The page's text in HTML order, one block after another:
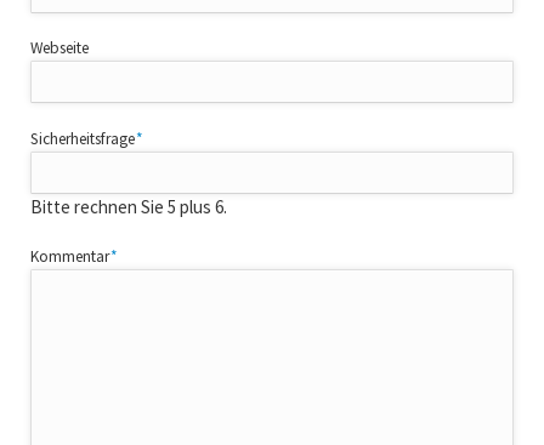
Webseite
Pflichtfeld
Sicherheitsfrage*
Bitte rechnen Sie 5 plus 6.
Pflichtfeld
Kommentar*